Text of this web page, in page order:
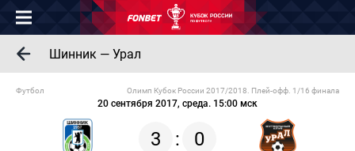
Шинник — Урал
Футбол
20 сентября 2017, среда. 15:00 мск
Олимп Кубок России 2017/2018. Плей-офф. 1/16 финала
3 : 0